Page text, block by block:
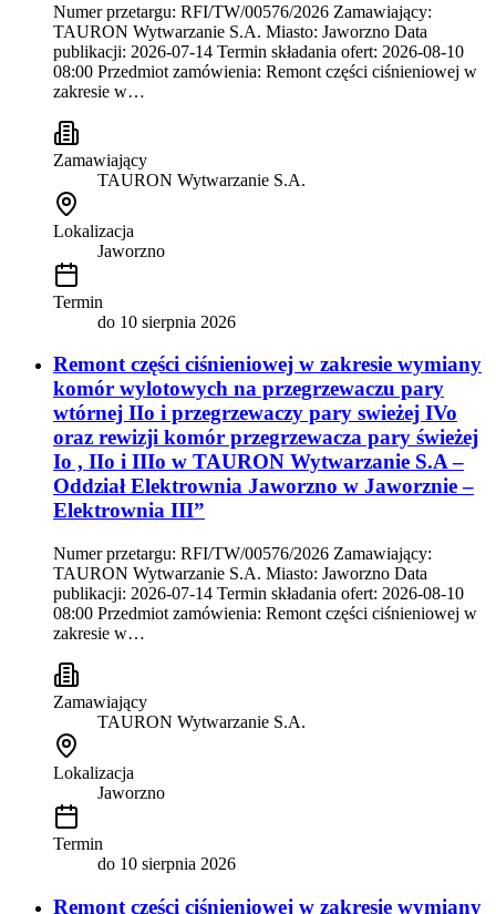
Numer przetargu: RFI/TW/00576/2026 Zamawiający:
TAURON Wytwarzanie S.A. Miasto: Jaworzno Data
publikacji: 2026-07-14 Termin składania ofert: 2026-08-10
08:00 Przedmiot zamówienia: Remont części ciśnieniowej w
zakresie w…
Zamawiający
TAURON Wytwarzanie S.A.
Lokalizacja
Jaworzno
Termin
do 10 sierpnia 2026
Remont części ciśnieniowej w zakresie wymiany
komór wylotowych na przegrzewaczu pary
wtórnej IIo i przegrzewaczy pary swieżej IVo
oraz rewizji komór przegrzewacza pary świeżej
Io , IIo i IIIo w TAURON Wytwarzanie S.A –
Oddział Elektrownia Jaworzno w Jaworznie –
Elektrownia III”
Numer przetargu: RFI/TW/00576/2026 Zamawiający:
TAURON Wytwarzanie S.A. Miasto: Jaworzno Data
publikacji: 2026-07-14 Termin składania ofert: 2026-08-10
08:00 Przedmiot zamówienia: Remont części ciśnieniowej w
zakresie w…
Zamawiający
TAURON Wytwarzanie S.A.
Lokalizacja
Jaworzno
Termin
do 10 sierpnia 2026
Remont części ciśnieniowej w zakresie wymiany